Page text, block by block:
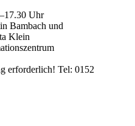
Uhr
Bambach und
Klein
erforderlich! Tel: 0152